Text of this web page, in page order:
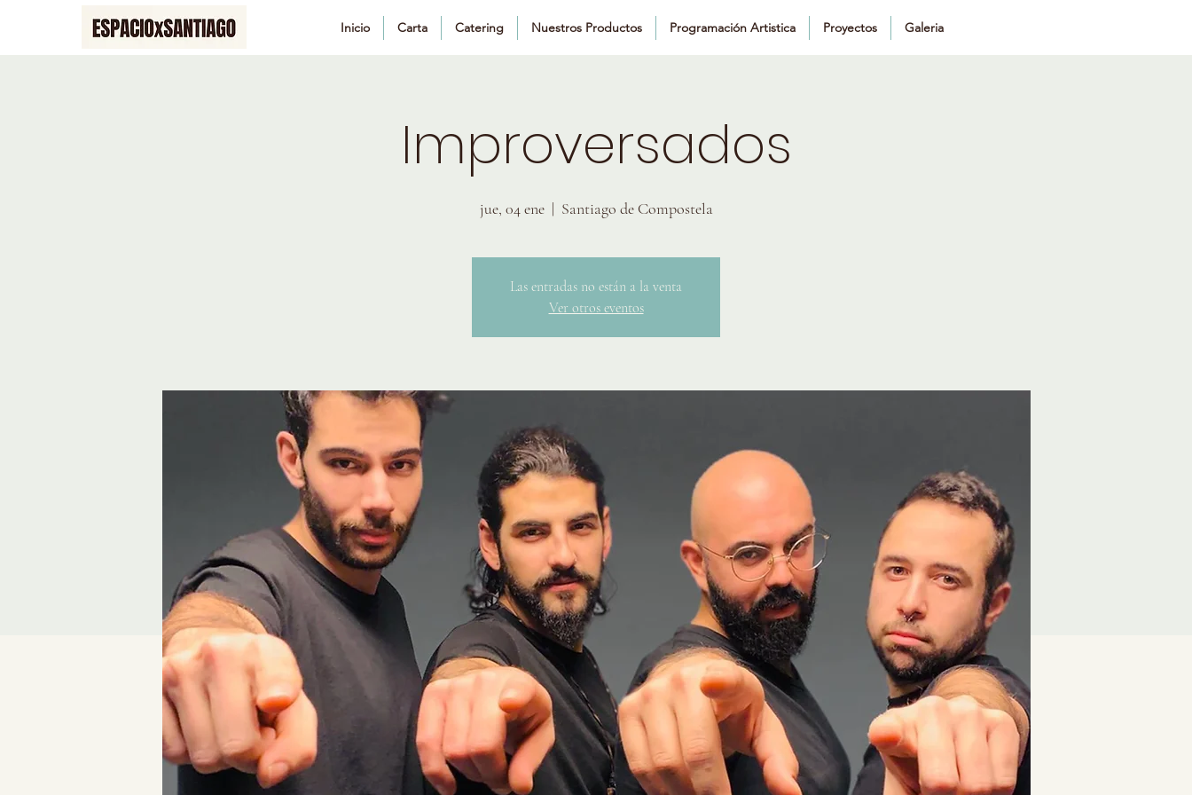
Inicio Carta Catering Nuestros Productos Programación Artistica Proyectos Galeria
Improversados
jue, 04 ene
  |
Santiago de Compostela
Las entradas no están a la venta
Ver otros eventos